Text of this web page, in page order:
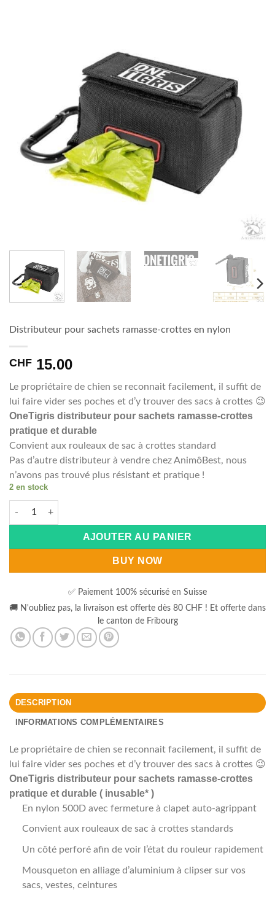
Distributeur pour sachets ramasse-crottes en nylon
CHF 15.00
Le propriétaire de chien se reconnait facilement, il suffit de
lui faire vider ses poches et d’y trouver des sacs à crottes 😉
OneTigris distributeur pour sachets ramasse-crottes
pratique et durable
Convient aux rouleaux de sac à crottes standard
Pas d’autre distributeur à vendre chez AnimôBest, nous
n’avons pas trouvé plus résistant et pratique !
2 en stock
AJOUTER AU PANIER
BUY NOW
Alternative:
✅ Paiement 100% sécurisé en Suisse
🚚 N'oubliez pas, la livraison est offerte dès 80 CHF ! Et offerte dans
le canton de Fribourg
DESCRIPTION
INFORMATIONS COMPLÉMENTAIRES
Le propriétaire de chien se reconnait facilement, il suffit de
lui faire vider ses poches et d’y trouver des sacs à crottes 😉
OneTigris distributeur pour sachets ramasse-crottes
pratique et durable ( inusable* )
En nylon 500D avec fermeture à clapet auto-agrippant
Convient aux rouleaux de sac à crottes standards
Un côté perforé afin de voir l’état du rouleur rapidement
Mousqueton en alliage d’aluminium à clipser sur vos
sacs, vestes, ceintures